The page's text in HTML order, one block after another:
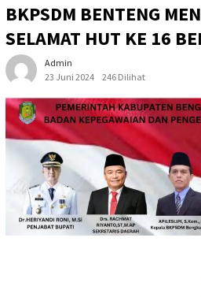
BKPSDM BENTENG
SELAMAT HUT KE 16
Admin
23 Juni 2024
246 Dilihat